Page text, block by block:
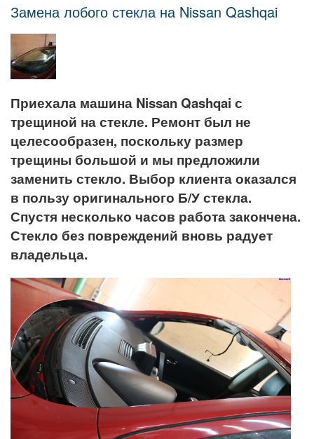
Замена лобого стекла на Nissan Qashqai
Приехала машина Nissan Qashqai с
трещиной на стекле. Ремонт был не
целесообразен, поскольку размер
трещины большой и мы предложили
заменить стекло. Выбор клиента оказался
в пользу оригинального Б/У стекла.
Спустя несколько часов работа закончена.
Стекло без повреждений вновь радует
владельца.